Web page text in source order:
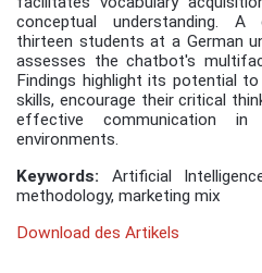
conceptual understanding. A
thirteen students at a German
assesses the chatbot's
Findings highlight its potential to
skills, encourage their critical
effective communication in
environments.
Keywords:
Artificial
methodology, marketing mix
Download des Artikels